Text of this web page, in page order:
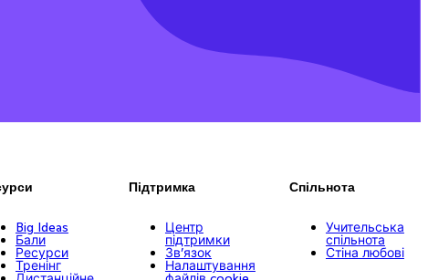
Big Ideas
Бали
Ресурси
Тренінг
Підтримка
Центр
підтримки
Зв’язок
Налаштування
Спільнота
Учительська
спільнота
Стіна любові